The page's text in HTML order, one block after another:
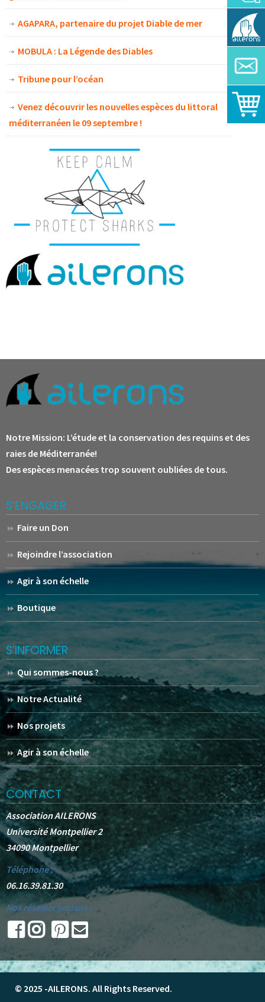
AGAPARA, partenaire du projet Diable de mer
MOBULA : La Légende des Diables
Tribune pour l’océan
Venez découvrir les nouvelles espèces du littoral
méditerranéen le 09 septembre !
Notre Mission: L’étude et la conservation des requins et des
raies de Méditerranée!
Des espèces menacées trop souvent oubliées de tous.
S’ENGAGER
Faire un Don
Rejoindre l’association
Agir à son échelle
Boutique
S’INFORMER
Qui sommes-nous ?
Notre Actualité
Nos projets
Agir à son échelle
CONTACT
Association AILERONS
Université Montpellier 2
34090 Montpellier
Téléphone :
06.16.39.81.30
Nos réseaux sociaux :
© 2025 -AILERONS. All Rights Reserved.